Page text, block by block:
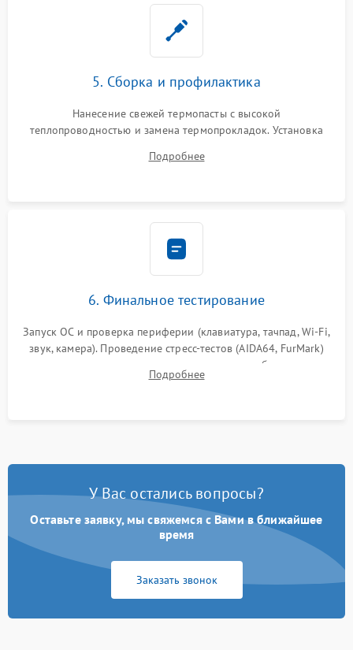
5. Сборка и профилактика
Нанесение свежей термопасты с высокой
теплопроводностью и замена термопрокладок. Установка
шлейфов, модулей памяти и накопителей. Предварительная
Подробнее
6. Финальное тестирование
Запуск ОС и проверка периферии (клавиатура, тачпад, Wi-Fi,
звук, камера). Проведение стресс-тестов (AIDA64, FurMark)
для контроля температурного режима и стабильности
системы под пиковой нагрузкой.
Подробнее
У Вас остались вопросы?
Оставьте заявку, мы свяжемся с Вами в ближайшее
время
Заказать звонок